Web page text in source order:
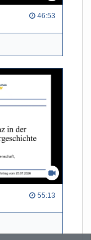
46:53
55:13